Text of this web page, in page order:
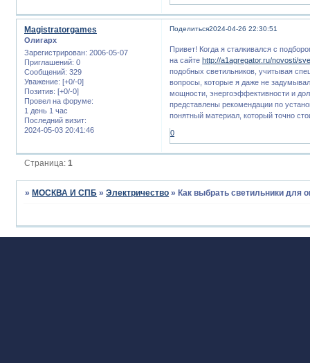
Поделиться2024-04-26 22:30:51
Magistratorgames
Олигарх
Зарегистрирован: 2006-05-07
Приглашений: 0
Сообщений: 329
Уважение: [+0/-0]
Позитив: [+0/-0]
Провел на форуме:
1 день 1 час
Последний визит:
2024-05-03 20:41:46
Привет! Когда я сталкивался с
на сайте http://a1agregator.ru/novosti/
подобных светильников, учитывая
вопросы, которые я даже не
мощности, энергоэффективности и
представлены рекомендации по
понятный материал, который точно
0
Страница:1
»МОСКВА И СПБ »Электричество »Как выбрать светильники для